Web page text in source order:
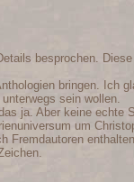
besprochen.
bringen. Ich
sein wollen.
ja. Aber keine echte
um
Fremdautoren